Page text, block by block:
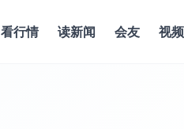
看行情 读新闻 会友 视频